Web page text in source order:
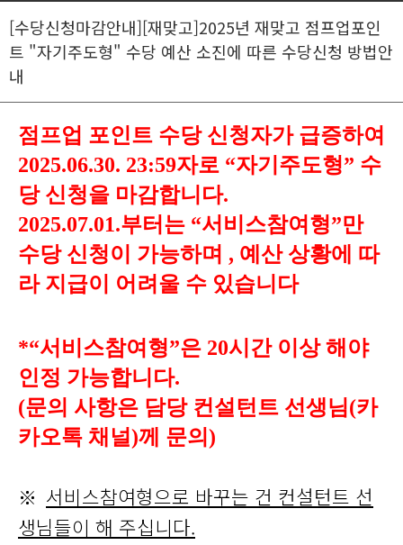
[수당신청마감안내][재맞고]2025년 재맞고 점프업포인
트 "자기주도형" 수당 예산 소진에 따른 수당신청 방법안
내
점프업 포인트 수당 신청자가 급증하여
2025.06.30. 23:59자로 “자기주도형” 수
당 신청을 마감합니다.
2025.07.01.부터는 “서비스참여형”만
수당 신청이 가능하며 , 예산 상황에 따
라 지급이 어려울 수 있습니다
*“서비스참여형”은 20시간 이상 해야
인정 가능합니다.
(문의 사항은 담당 컨설턴트 선생님(카
카오톡 채널)께 문의)
※ 서비스참여형으로 바꾸는 건 컨설턴트 선
생님들이 해 주십니다.